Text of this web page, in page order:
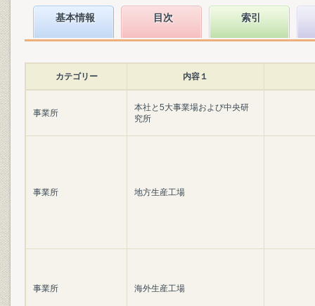
基本情報 目次 索引
カテゴリー 内容１
事業所
本社と5大事業場および中央研
究所
事業所 地方生産工場
事業所 海外生産工場